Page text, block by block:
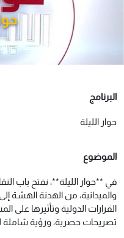
الرئيسية
البرنامج
حوار الليلة
الموضوع
في **حوار الليلة**، نفتح باب
والميدانية، من الهدنة الهشة
القرارات الدولية وتأثيرها
تصريحات حصرية، ورؤية شاملة لما